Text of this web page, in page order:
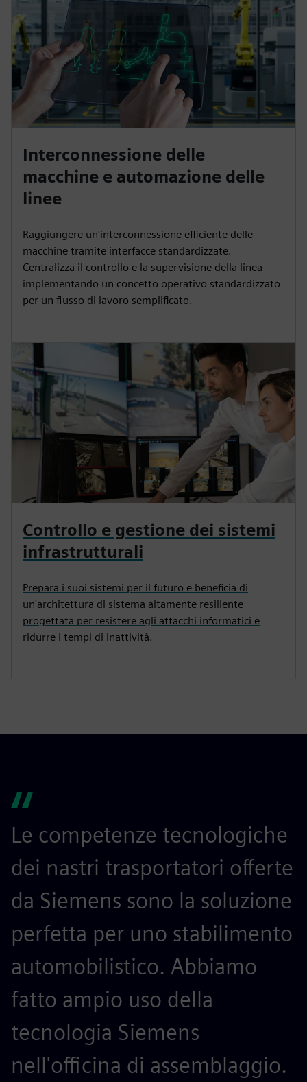
Interconnessione delle
macchine e automazione delle
linee
Raggiungere un'interconnessione efficiente delle
macchine tramite interfacce standardizzate.
Centralizza il controllo e la supervisione della linea
implementando un concetto operativo standardizzato
per un flusso di lavoro semplificato.
Controllo e gestione dei sistemi
infrastrutturali
Prepara i suoi sistemi per il futuro e beneficia di
un'architettura di sistema altamente resiliente
progettata per resistere agli attacchi informatici e
ridurre i tempi di inattività.
Le competenze tecnologiche
dei nastri trasportatori offerte
da Siemens sono la soluzione
perfetta per uno stabilimento
automobilistico. Abbiamo
fatto ampio uso della
tecnologia Siemens
nell'officina di assemblaggio.